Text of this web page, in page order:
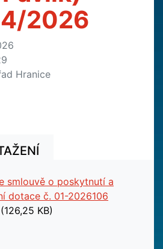
2026
Hranice
smlouvě o poskytnutí a
dotace č. 01-2026106
(126,25 KB)